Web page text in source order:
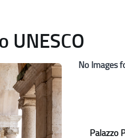
UNESCO
No Images
Palazzo